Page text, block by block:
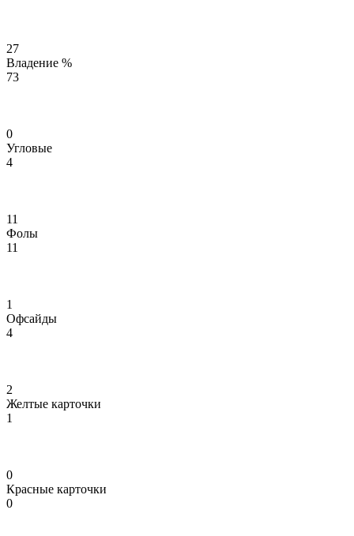
27
Владение %
73
0
Угловые
4
11
Фолы
11
1
Офсайды
4
2
Желтые карточки
1
0
Красные карточки
0